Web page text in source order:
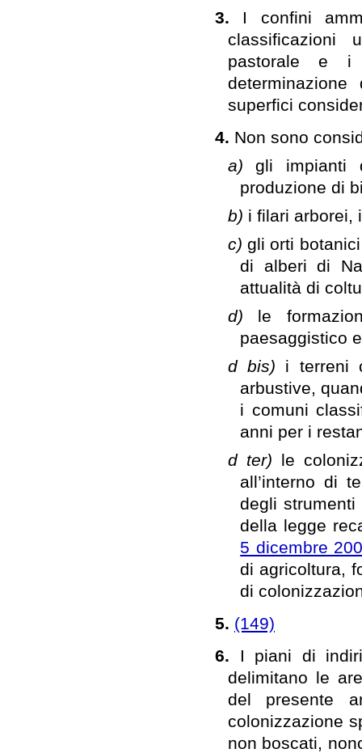
3. I confini
classificazioni
pastorale e i
superfici
4. Non sono
a)gli impianti
produzione di
b) i filari arborei,
c) gli orti
di alberi di
attualità di
d) le
paesaggistico
d bis) i terreni
arbustive,
i comuni
anni per i
d ter) le
all’interno di
degli strumenti
della legge
5 dicembre
di agricoltura,
di
5. (149)
6.
I piani di
delimitano le
del presente
colonizzazione
non boscati,